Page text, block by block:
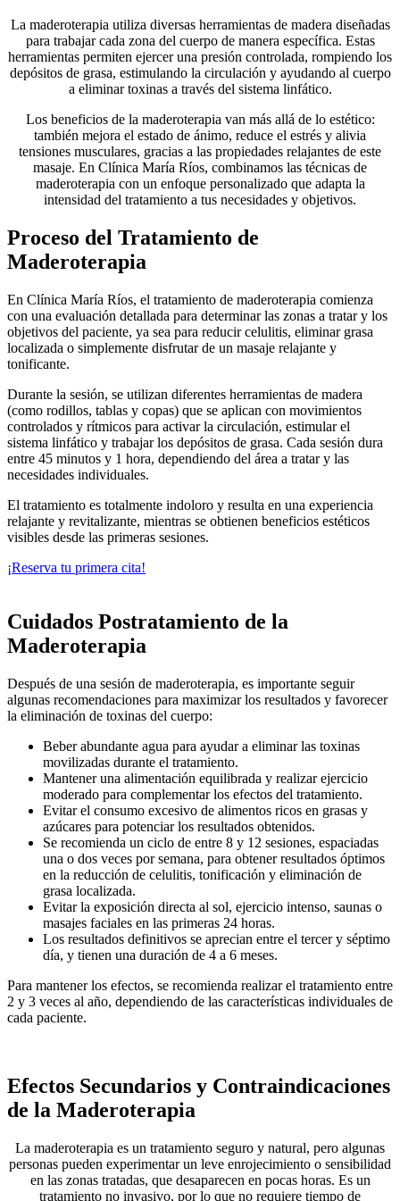
La maderoterapia utiliza diversas herramientas de madera diseñadas
para trabajar cada zona del cuerpo de manera específica. Estas
herramientas permiten ejercer una presión controlada, rompiendo los
depósitos de grasa, estimulando la circulación y ayudando al cuerpo
a eliminar toxinas a través del sistema linfático.
Los beneficios de la maderoterapia van más allá de lo estético:
también mejora el estado de ánimo, reduce el estrés y alivia
tensiones musculares, gracias a las propiedades relajantes de este
masaje. En Clínica María Ríos, combinamos las técnicas de
maderoterapia con un enfoque personalizado que adapta la
intensidad del tratamiento a tus necesidades y objetivos.
Proceso del Tratamiento de
Maderoterapia
En Clínica María Ríos, el tratamiento de maderoterapia comienza
con una evaluación detallada para determinar las zonas a tratar y los
objetivos del paciente, ya sea para reducir celulitis, eliminar grasa
localizada o simplemente disfrutar de un masaje relajante y
tonificante.
Durante la sesión, se utilizan diferentes herramientas de madera
(como rodillos, tablas y copas) que se aplican con movimientos
controlados y rítmicos para activar la circulación, estimular el
sistema linfático y trabajar los depósitos de grasa. Cada sesión dura
entre 45 minutos y 1 hora, dependiendo del área a tratar y las
necesidades individuales.
El tratamiento es totalmente indoloro y resulta en una experiencia
relajante y revitalizante, mientras se obtienen beneficios estéticos
visibles desde las primeras sesiones.
¡Reserva tu primera cita!
Cuidados Postratamiento de la
Maderoterapia
Después de una sesión de maderoterapia, es importante seguir
algunas recomendaciones para maximizar los resultados y favorecer
la eliminación de toxinas del cuerpo:
Beber abundante agua para ayudar a eliminar las toxinas
movilizadas durante el tratamiento.
Mantener una alimentación equilibrada y realizar ejercicio
moderado para complementar los efectos del tratamiento.
Evitar el consumo excesivo de alimentos ricos en grasas y
azúcares para potenciar los resultados obtenidos.
Se recomienda un ciclo de entre 8 y 12 sesiones, espaciadas
una o dos veces por semana, para obtener resultados óptimos
en la reducción de celulitis, tonificación y eliminación de
grasa localizada.
Evitar la exposición directa al sol, ejercicio intenso, saunas o
masajes faciales en las primeras 24 horas.
Los resultados definitivos se aprecian entre el tercer y séptimo
día, y tienen una duración de 4 a 6 meses.
Para mantener los efectos, se recomienda realizar el tratamiento entre
2 y 3 veces al año, dependiendo de las características individuales de
cada paciente.
Efectos Secundarios y Contraindicaciones
de la Maderoterapia
La maderoterapia es un tratamiento seguro y natural, pero algunas
personas pueden experimentar un leve enrojecimiento o sensibilidad
en las zonas tratadas, que desaparecen en pocas horas. Es un
tratamiento no invasivo, por lo que no requiere tiempo de